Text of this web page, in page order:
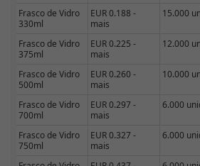
Frasco de Vidro
330ml
EUR 0.188 -
mais
15.000
Frasco de Vidro
375ml
EUR 0.225 -
mais
12.000
Frasco de Vidro
500ml
EUR 0.260 -
mais
10.000
Frasco de Vidro
700ml
EUR 0.297 -
mais
6.000
Frasco de Vidro
750ml
EUR 0.327 -
mais
6.000